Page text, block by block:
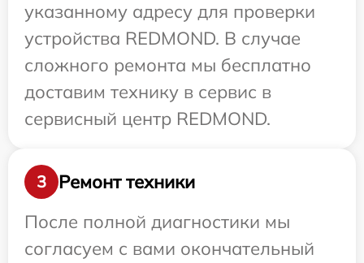
указанному адресу для проверки
устройства REDMOND. В случае
сложного ремонта мы бесплатно
доставим технику в сервис в
сервисный центр REDMOND.
3
Ремонт техники
После полной диагностики мы
согласуем с вами окончательный